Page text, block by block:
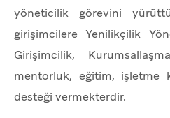
yöneticilik görevini
girişimcilere Yenilikçilik
Girişimcilik,
mentorluk, eğitim, işletme
desteği vermekterdir.